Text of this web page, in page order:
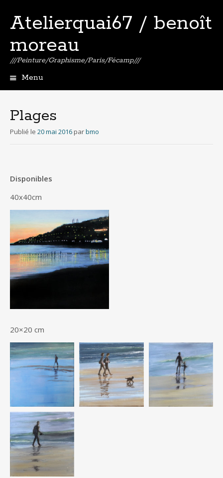
Atelierquai67 / benoît
moreau
///Peinture/Graphisme/Paris/Fécamp///
Menu
principal
Plages
Publié le 20 mai 2016 parbmo
Disponibles
40x40cm
20×20 cm